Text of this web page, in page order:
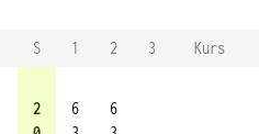
S 1 2 3
Kurs
2
6
6